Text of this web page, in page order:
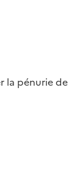
la pénurie de